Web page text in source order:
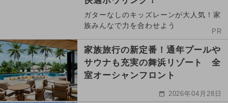
ガターなしのキッズレーンが大人気！家
族みんなで力を合わせよう
PR
家族旅行の新定番！通年プールや
サウナも充実の舞浜リゾート 全
室オーシャンフロント
2026年04月28日